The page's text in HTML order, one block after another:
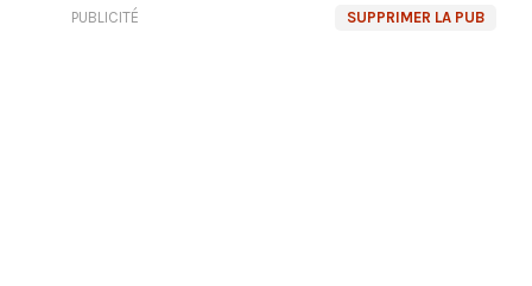
SUPPRIMER LA PUB
PUBLICITÉ